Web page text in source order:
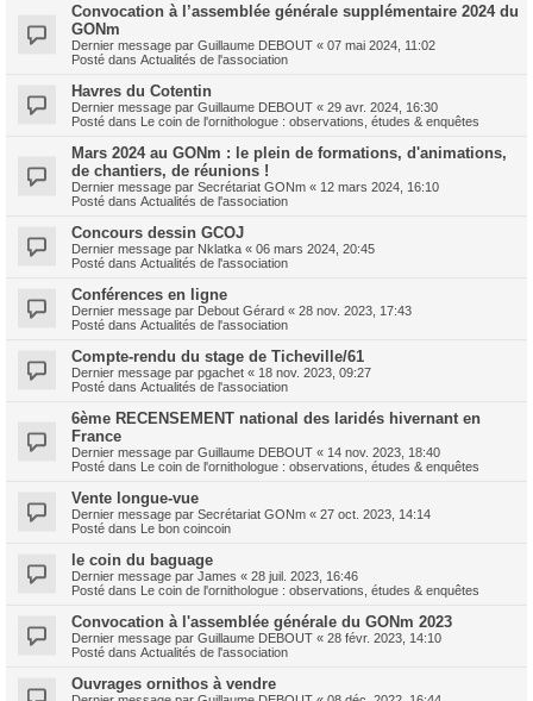
Convocation à l’assemblée générale supplémentaire 2024 du
GONm
Dernier message par Guillaume DEBOUT « 07 mai 2024, 11:02
Posté dans Actualités de l'association
Havres du Cotentin
Dernier message par Guillaume DEBOUT « 29 avr. 2024, 16:30
Posté dans Le coin de l'ornithologue : observations, études & enquêtes
Mars 2024 au GONm : le plein de formations, d'animations,
de chantiers, de réunions !
Dernier message par Secrétariat GONm « 12 mars 2024, 16:10
Posté dans Actualités de l'association
Concours dessin GCOJ
Dernier message par Nklatka « 06 mars 2024, 20:45
Posté dans Actualités de l'association
Conférences en ligne
Dernier message par Debout Gérard « 28 nov. 2023, 17:43
Posté dans Actualités de l'association
Compte-rendu du stage de Ticheville/61
Dernier message par pgachet « 18 nov. 2023, 09:27
Posté dans Actualités de l'association
6ème RECENSEMENT national des laridés hivernant en
France
Dernier message par Guillaume DEBOUT « 14 nov. 2023, 18:40
Posté dans Le coin de l'ornithologue : observations, études & enquêtes
Vente longue-vue
Dernier message par Secrétariat GONm « 27 oct. 2023, 14:14
Posté dans Le bon coincoin
le coin du baguage
Dernier message par James « 28 juil. 2023, 16:46
Posté dans Le coin de l'ornithologue : observations, études & enquêtes
Convocation à l'assemblée générale du GONm 2023
Dernier message par Guillaume DEBOUT « 28 févr. 2023, 14:10
Posté dans Actualités de l'association
Ouvrages ornithos à vendre